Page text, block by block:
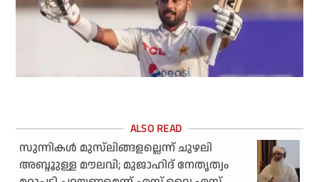
സുന്നികള്‍ മുസ്‌ലിങ്ങളല്ലെന്ന് ചുഴലി
അബ്ദൂുള്ള മൗലവി; മുജാഹിദ് നേതൃത്വം